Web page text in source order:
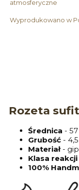
atmosferyczne
Wyprodukowano w
Rozeta
Średnica -
Grubość -
Materiał-
Klasa
100%